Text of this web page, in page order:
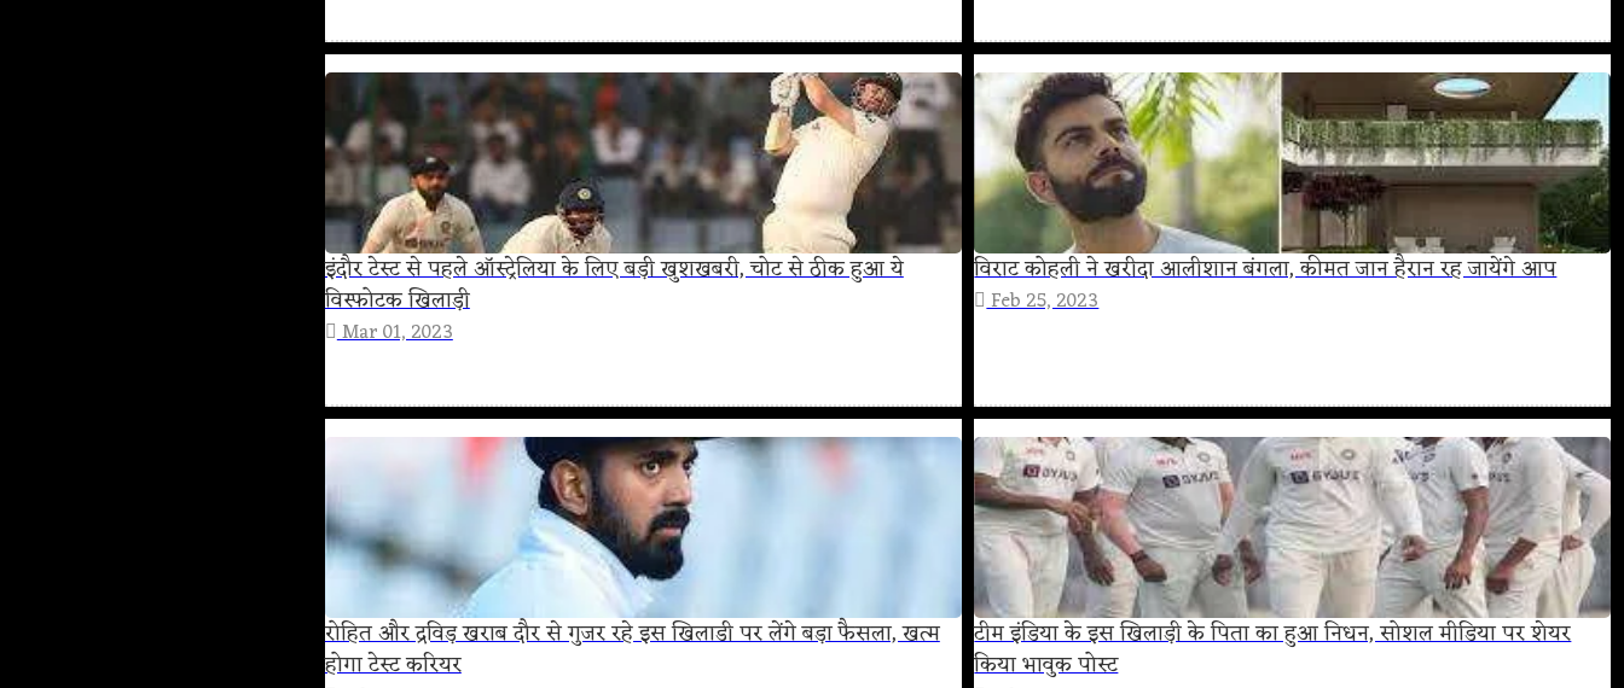
इंदौर टेस्ट से पहले ऑस्ट्रेलिया के लिए बड़ी खुशखबरी, चोट से ठीक हुआ ये
विस्फोटक खिलाड़ी
Mar 01, 2023
विराट कोहली ने खरीदा आलीशान बंगला, कीमत जान हैरान रह जायेंगे आप
Feb 25, 2023
रोहित और द्रविड़ खराब दौर से गुजर रहे इस खिलाडी पर लेंगे बड़ा फैसला, खत्म
होगा टेस्ट करियर
टीम इंडिया के इस खिलाड़ी के पिता का हुआ निधन, सोशल मीडिया पर शेयर
किया भावुक पोस्ट